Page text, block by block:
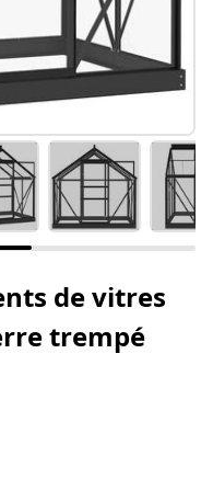
de vitres
trempé